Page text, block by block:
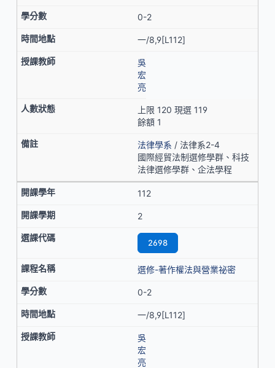
0-2
一/8,9[L112]
吳
宏
亮
上限 120 現選 119
餘額 1
法律學系 / 法律系2-4
國際經貿法制選修學群、科技
法律選修學群、企法學程
112
2
2698
選修-著作權法與營業祕密
0-2
一/8,9[L112]
吳
宏
亮